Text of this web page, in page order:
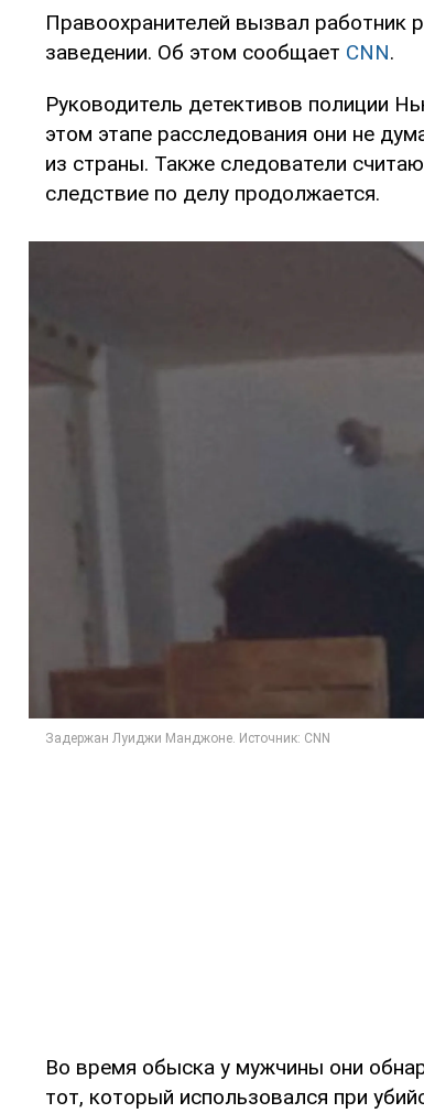
Правоохранителей вызвал работник
заведении. Об этом сообщает CNN.
Руководитель детективов полиции
этом этапе расследования они не
из страны. Также следователи
следствие по делу продолжается.
Во время обыска у мужчины они
тот, который использовался при